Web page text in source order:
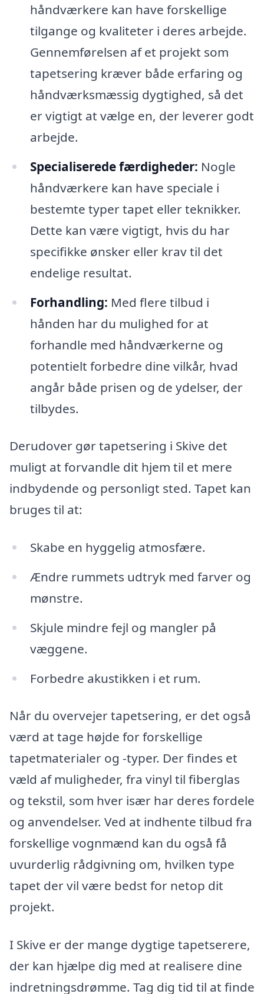
håndværkere kan have forskellige
tilgange og kvaliteter i deres arbejde.
Gennemførelsen af et projekt som
tapetsering kræver både erfaring og
håndværksmæssig dygtighed, så det
er vigtigt at vælge en, der leverer godt
arbejde.
Specialiserede færdigheder: Nogle
håndværkere kan have speciale i
bestemte typer tapet eller teknikker.
Dette kan være vigtigt, hvis du har
specifikke ønsker eller krav til det
endelige resultat.
Forhandling: Med flere tilbud i
hånden har du mulighed for at
forhandle med håndværkerne og
potentielt forbedre dine vilkår, hvad
angår både prisen og de ydelser, der
tilbydes.
Derudover gør tapetsering i Skive det
muligt at forvandle dit hjem til et mere
indbydende og personligt sted. Tapet kan
bruges til at:
Skabe en hyggelig atmosfære.
Ændre rummets udtryk med farver og
mønstre.
Skjule mindre fejl og mangler på
væggene.
Forbedre akustikken i et rum.
Når du overvejer tapetsering, er det også
værd at tage højde for forskellige
tapetmaterialer og -typer. Der findes et
væld af muligheder, fra vinyl til fiberglas
og tekstil, som hver især har deres fordele
og anvendelser. Ved at indhente tilbud fra
forskellige vognmænd kan du også få
uvurderlig rådgivning om, hvilken type
tapet der vil være bedst for netop dit
projekt.
I Skive er der mange dygtige tapetserere,
der kan hjælpe dig med at realisere dine
indretningsdrømme. Tag dig tid til at finde